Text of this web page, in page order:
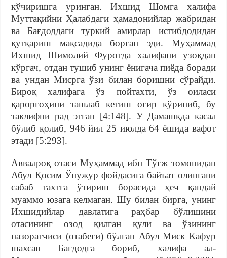
кўчиришга уринган. Ихшид Шомга халифа
Муттақийни Ҳалабдаги ҳамадонийлар жабридан
ва Бағдоддаги туркий амирлар истибдодидан
қутқариш мақсадида борган эди. Муҳаммад
Ихшид Шимолий Фуротда халифани узоқдан
кўргач, отдан тушиб унинг ёнигача пиёда боради
ва ундан Мисрга ўзи билан боришни сўрайди.
Бироқ халифага ўз пойтахти, ўз оиласи
қароргоҳини ташлаб кетиш оғир кўриниб, бу
таклифни рад этган [4:148]. У Дамашқда касал
бўлиб қолиб, 946 йил 25 июлда 64 ёшида вафот
этади [5:293].
Аввалроқ отаси Муҳаммад ибн Тўғж томонидан
Абул Қосим Ўнужур фойдасига байъат олингани
сабаб тахтга ўтириш борасида ҳеч қандай
муаммо юзага келмаган. Шу билан бирга, унинг
Ихшидийлар давлатига раҳбар бўлишини
отасининг озод қилган қули ва ўзининг
назоратчиси (отабеги) бўлган Абул Миск Кафур
шахсан Бағдодга бориб, халифа ал-